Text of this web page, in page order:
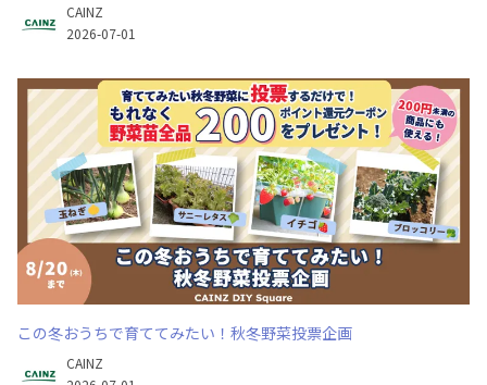
CAINZ
2026-07-01
この冬おうちで育ててみたい！秋冬野菜投票企画
CAINZ